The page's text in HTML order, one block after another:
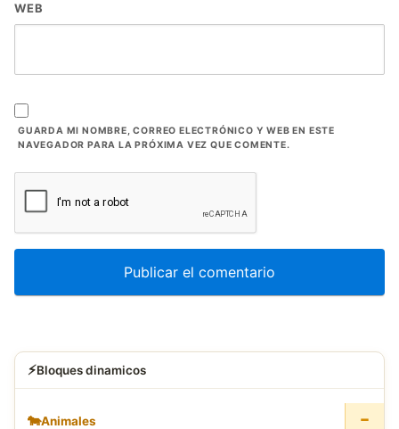
WEB
GUARDA MI NOMBRE, CORREO ELECTRÓNICO Y WEB EN ESTE
NAVEGADOR PARA LA PRÓXIMA VEZ QUE COMENTE.
⚡Bloques dinamicos
🐄Animales −